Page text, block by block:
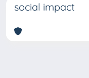
social impact